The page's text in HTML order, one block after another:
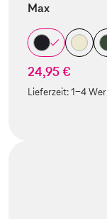
Max
24,95 €
Lieferzeit:1-4